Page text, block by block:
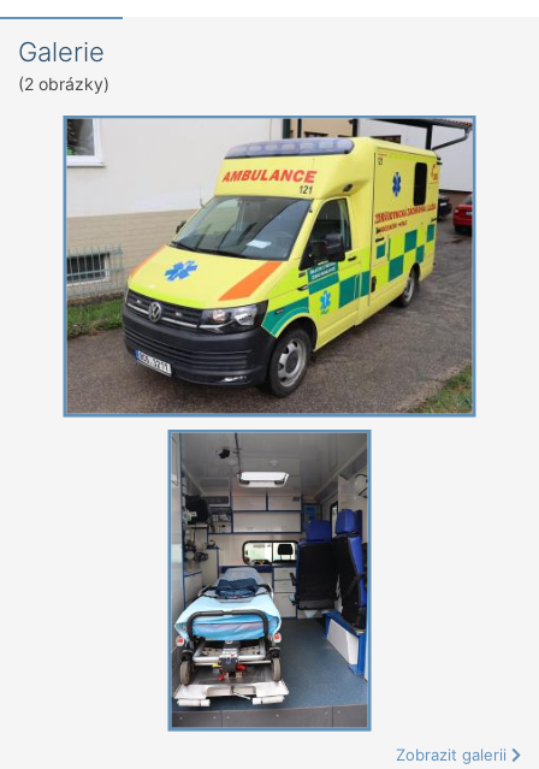
Galerie
(2 obrázky)
Zobrazit galerii